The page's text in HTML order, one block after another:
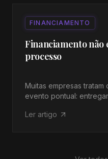
FINANCIAMENTO
Financiamento não
processo
Muitas empresas tratam
evento pontual:
que começa muito
Ler artigo